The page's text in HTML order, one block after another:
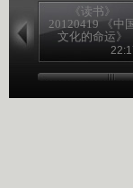
《读书》
20120419 《中
文化的命运》